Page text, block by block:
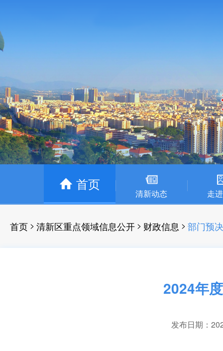
首页
清新动态 走
首页 > 清新区重点领域信息公开 > 财政信息 > 部门预
2024年
发布日期：